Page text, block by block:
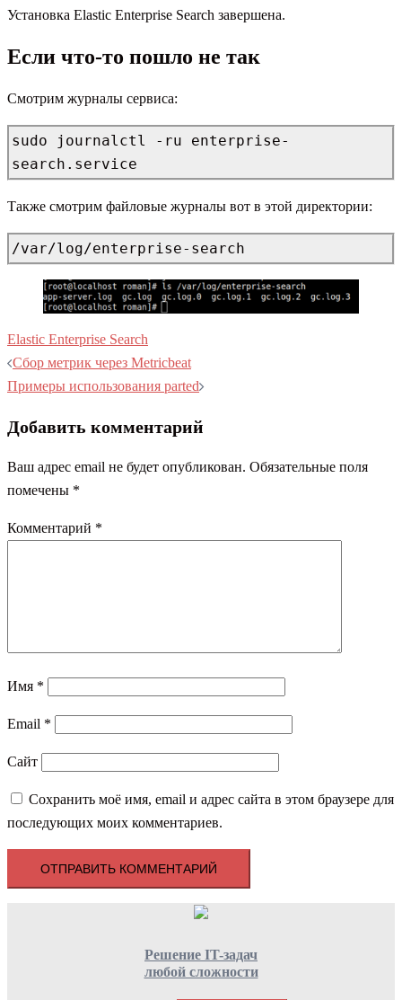
Установка Elastic Enterprise Search завершена.
Если что-то пошло не так
Смотрим журналы сервиса:
sudo journalctl -ru enterprise-
search.service
Также смотрим файловые журналы вот в этой директории:
/var/log/enterprise-search
Elastic Enterprise Search
Навигация
записи
Сбор метрик через Metricbeat
Примеры использования parted
Добавить комментарий
Ваш адрес email не будет опубликован. Обязательные поля
помечены *
Комментарий *
Имя *
Email *
Сайт
Сохранить моё имя, email и адрес сайта в этом браузере для
последующих моих комментариев.
Решение IT-задач
любой сложности